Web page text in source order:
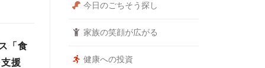
「食
援
今日のごちそう探し
家族の笑顔が広がる
健康への投資